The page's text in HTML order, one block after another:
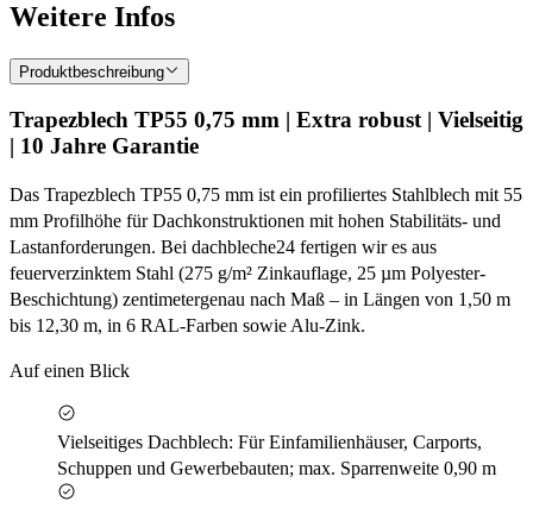
Weitere Infos
Produktbeschreibung
Trapezblech TP55 0,75 mm | Extra robust | Vielseitig
| 10 Jahre Garantie
Das Trapezblech TP55 0,75 mm ist ein profiliertes Stahlblech mit 55
mm Profilhöhe für Dachkonstruktionen mit hohen Stabilitäts- und
Lastanforderungen. Bei dachbleche24 fertigen wir es aus
feuerverzinktem Stahl (275 g/m² Zinkauflage, 25 µm Polyester-
Beschichtung) zentimetergenau nach Maß – in Längen von 1,50 m
bis 12,30 m, in 6 RAL-Farben sowie Alu-Zink.
Auf einen Blick
Vielseitiges Dachblech: Für Einfamilienhäuser, Carports,
Schuppen und Gewerbebauten; max. Sparrenweite 0,90 m